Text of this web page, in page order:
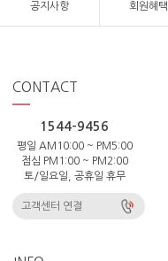
공지사항 회원혜택
CONTACT
1544-9456
평일 AM10:00 ~ PM5:00
점심 PM1:00 ~ PM2:00
토/일요일, 공휴일 휴무
고객센터 연결